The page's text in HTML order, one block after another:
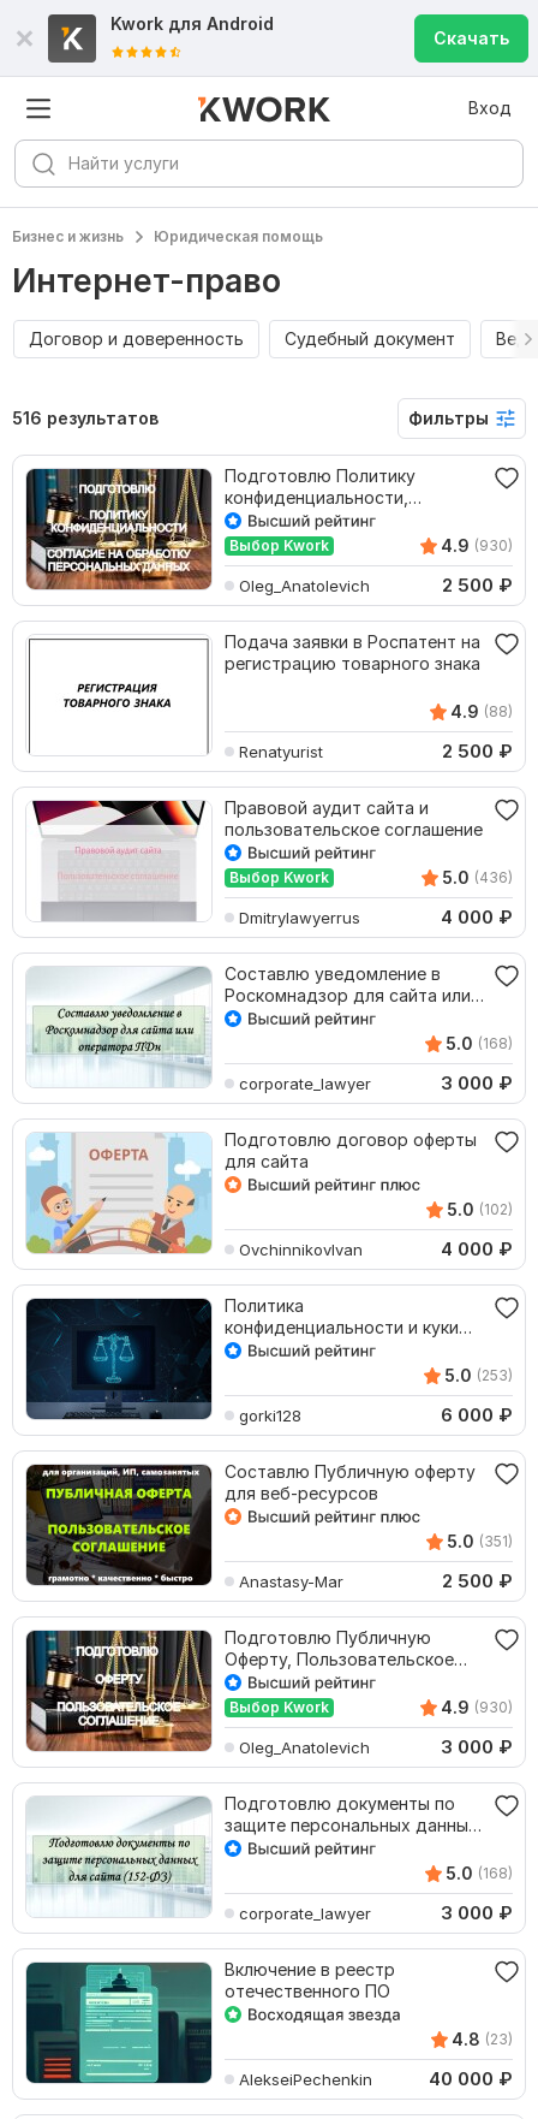
Kwork для Android
Скачать
Вход
Бизнес и жизнь Юридическая помощь
Интернет-право
Договор и доверенность Судебный документ
516 результатов Фильтры
Подготовлю Политику
конфиденциальности,
Согласие на обработкуПД,
аудит
Выбор Kwork 4.9 (930)
Oleg_Anatolevich 2 500 ₽
Подача заявки в Роспатент на
регистрацию товарного знака
4.9 (88)
Renatyurist 2 500 ₽
Правовой аудит сайта и
пользовательское соглашение
Выбор Kwork 5.0 (436)
Dmitrylawyerrus 4 000 ₽
Составлю уведомление в
Роскомнадзор для сайта или
оператора ПДн
5.0 (168)
corporate_lawyer 3 000 ₽
Подготовлю договор оферты
для сайта
5.0 (102)
OvchinnikovIvan 4 000 ₽
Политика
конфиденциальности и куки
для Тильда сайта с
5.0 (253)
gorki128 6 000 ₽
Составлю Публичную оферту
для веб-ресурсов
5.0 (351)
Anastasy-Mar 2 500 ₽
Подготовлю Публичную
Оферту, Пользовательское
соглашение, аудит
Выбор Kwork 4.9 (930)
Oleg_Anatolevich 3 000 ₽
Подготовлю документы по
защите персональных данных
для сайта 152ФЗ
5.0 (168)
corporate_lawyer 3 000 ₽
Включение в реестр
отечественного ПО
4.8 (23)
AlekseiPechenkin 40 000 ₽